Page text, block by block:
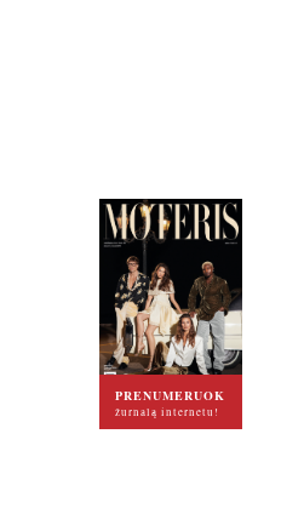
PRENUMERUOK
žurnalą internetu!